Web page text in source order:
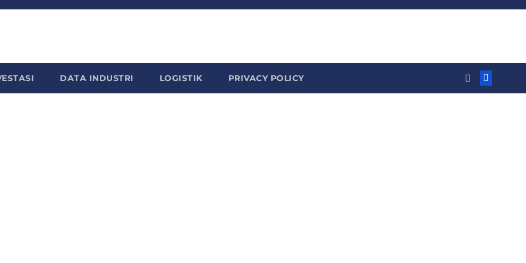
DATA INDUSTRI LOGISTIK PRIVACY POLICY